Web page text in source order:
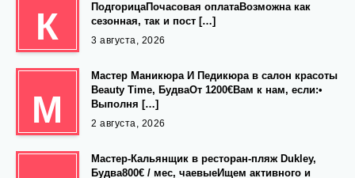
К
ПодгорицаПочасовая оплатаВозможна как
сезонная, так и пост […]
3 августа, 2026
М
Мастер Маникюра И Педикюра в салон красоты
Beauty Time, БудваОт 1200€Вам к нам, если:•
Выполня […]
2 августа, 2026
Мастер-Кальянщик в ресторан-пляж Dukley,
Будва800€ / мес, чаевыеИщем активного и